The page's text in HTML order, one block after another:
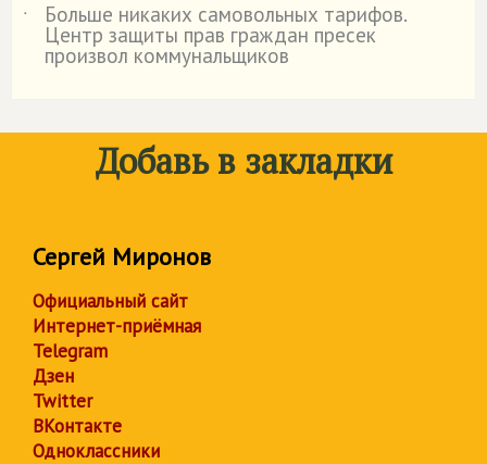
˙
Больше никаких самовольных тарифов.
Центр защиты прав граждан пресек
произвол коммунальщиков
Добавь в закладки
Сергей Миронов
Официальный сайт
Интернет-приёмная
Telegram
Дзен
Twitter
ВКонтакте
Одноклассники